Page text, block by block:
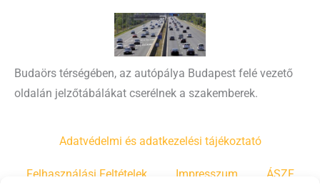
Budaörs térségében, az autópálya Budapest felé vezető
oldalán jelzőtábálákat cserélnek a szakemberek.
Adatvédelmi és adatkezelési tájékoztató
Felhasználási Feltételek Impresszum ÁSZF